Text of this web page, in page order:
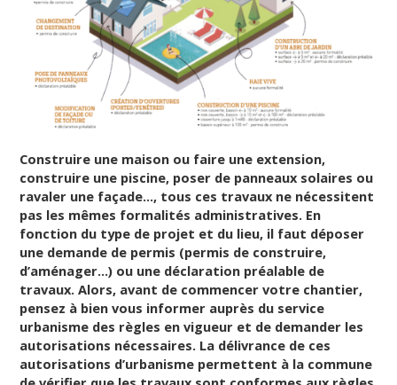
Construire une maison ou faire une extension,
construire une piscine, poser de panneaux solaires ou
ravaler une façade…, tous ces travaux ne nécessitent
pas les mêmes formalités administratives. En
fonction du type de projet et du lieu, il faut déposer
une demande de permis (permis de construire,
d’aménager…) ou une déclaration préalable de
travaux. Alors, avant de commencer votre chantier,
pensez à bien vous informer auprès du service
urbanisme des règles en vigueur et de demander les
autorisations nécessaires. La délivrance de ces
autorisations d’urbanisme permettent à la commune